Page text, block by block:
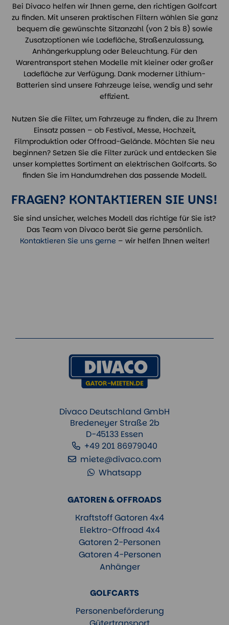
Bei Divaco helfen wir Ihnen gerne, den richtigen Golfcart
zu finden. Mit unseren praktischen Filtern wählen Sie ganz
bequem die gewünschte Sitzanzahl (von 2 bis 8) sowie
Zusatzoptionen wie Ladefläche, Straßenzulassung,
Anhängerkupplung oder Beleuchtung. Für den
Warentransport stehen Modelle mit kleiner oder großer
Ladefläche zur Verfügung. Dank moderner Lithium-
Batterien sind unsere Fahrzeuge leise, wendig und sehr
effizient.
Nutzen Sie die Filter, um Fahrzeuge zu finden, die zu Ihrem
Einsatz passen – ob Festival, Messe, Hochzeit,
Filmproduktion oder Offroad-Gelände. Möchten Sie neu
beginnen? Setzen Sie die Filter zurück und entdecken Sie
unser komplettes Sortiment an elektrischen Golfcarts. So
finden Sie im Handumdrehen das passende Modell.
FRAGEN? KONTAKTIEREN SIE UNS!
Sie sind unsicher, welches Modell das richtige für Sie ist?
Das Team von Divaco berät Sie gerne persönlich.
Kontaktieren Sie uns gerne – wir helfen Ihnen weiter!
GATOREN & OFFROADS
Kraftstoff Gatoren 4x4
Elektro-Offroad 4x4
Gatoren 2-Personen
Gatoren 4-Personen
Anhänger
GOLFCARTS
Personenbeförderung
Divaco Deutschland GmbH
Bredeneyer Straße 2b
D-45133 Essen
+49 201 86979040
miete@divaco.com
Whatsapp